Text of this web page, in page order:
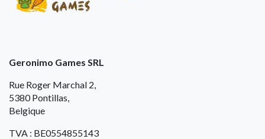
Geronimo Games SRL
Rue Roger Marchal 2,
5380 Pontillas,
Belgique
TVA : BE0554855143